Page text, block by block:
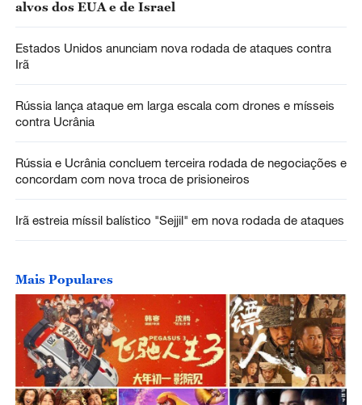
alvos dos EUA e de Israel
Estados Unidos anunciam nova rodada de ataques contra
Irã
Rússia lança ataque em larga escala com drones e mísseis
contra Ucrânia
Rússia e Ucrânia concluem terceira rodada de negociações e
concordam com nova troca de prisioneiros
Irã estreia míssil balístico "Sejjil" em nova rodada de ataques
Mais Populares